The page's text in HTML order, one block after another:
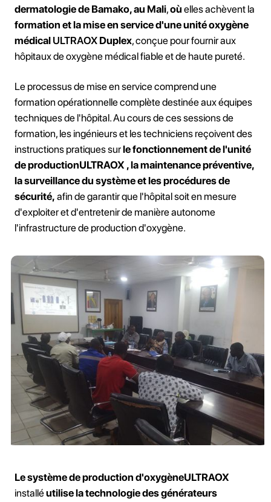
dermatologie de Bamako, au Mali,où elles achèvent la
formation et la mise en service d'une unité oxygène
médical ULTRAOXDuplex, conçue pour fournir aux
hôpitaux de oxygène médical fiable et de haute pureté.
Le processus de mise en service comprend une
formation opérationnelle complète destinée aux équipes
techniques de l'hôpital. Au cours de ces sessions de
formation, les ingénieurs et les techniciens reçoivent des
instructions pratiques surle fonctionnement de l'unité
de productionULTRAOX , la maintenance préventive,
la surveillance du système et les procédures de
sécurité, afin de garantir que l'hôpital soit en mesure
d'exploiter et d'entretenir de manière autonome
l'infrastructure de production d'oxygène.
Le système de production d'oxygèneULTRAOX
installéutilise la technologie des générateurs